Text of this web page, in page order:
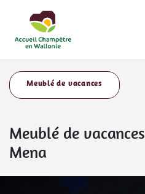
Meublé de vacances
Meublé de vacances
Mena